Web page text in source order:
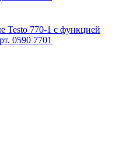
Testo 770-1 с функцией
0590 7701